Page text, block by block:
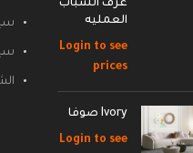
غرف الشباب
العمليه
Login to see
prices
Ivory صوفا
Login to see